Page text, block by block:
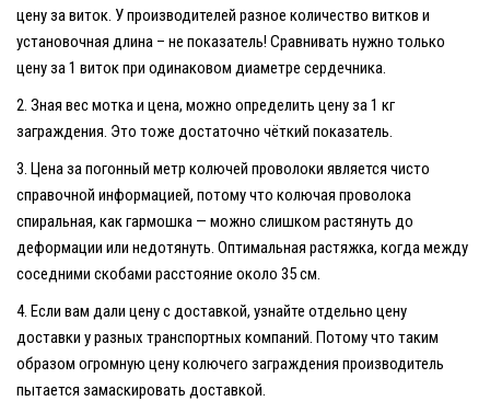
цену за виток. У производителей разное количество витков и
установочная длина – не показатель! Сравнивать нужно только
цену за 1 виток при одинаковом диаметре сердечника.
Зная вес мотка и цена, можно определить цену за 1 кг
заграждения. Это тоже достаточно чёткий показатель.
Цена за погонный метр колючей проволоки является чисто
справочной информацией, потому что колючая проволока
спиральная, как гармошка — можно слишком растянуть до
деформации или недотянуть. Оптимальная растяжка, когда между
соседними скобами расстояние около 35 см.
Если вам дали цену с доставкой, узнайте отдельно цену
доставки у разных транспортных компаний. Потому что таким
образом огромную цену колючего заграждения производитель
пытается замаскировать доставкой.